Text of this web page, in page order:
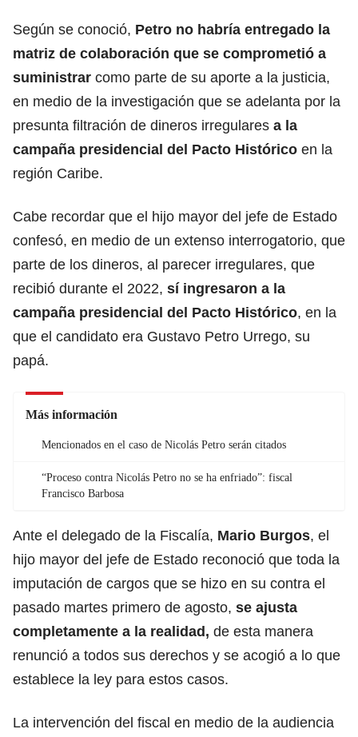
Según se conoció, Petro no habría entregado la
matriz de colaboración que se comprometió a
suministrar como parte de su aporte a la justicia,
en medio de la investigación que se adelanta por la
presunta filtración de dineros irregulares a la
campaña presidencial del Pacto Histórico en la
región Caribe.
Cabe recordar que el hijo mayor del jefe de Estado
confesó, en medio de un extenso interrogatorio, que
parte de los dineros, al parecer irregulares, que
recibió durante el 2022, sí ingresaron a la
campaña presidencial del Pacto Histórico, en la
que el candidato era Gustavo Petro Urrego, su
papá.
Más información
Mencionados en el caso de Nicolás Petro serán citados
“Proceso contra Nicolás Petro no se ha enfriado”: fiscal
Francisco Barbosa
Ante el delegado de la Fiscalía, Mario Burgos, el
hijo mayor del jefe de Estado reconoció que toda la
imputación de cargos que se hizo en su contra el
pasado martes primero de agosto, se ajusta
completamente a la realidad, de esta manera
renunció a todos sus derechos y se acogió a lo que
establece la ley para estos casos.
La intervención del fiscal en medio de la audiencia